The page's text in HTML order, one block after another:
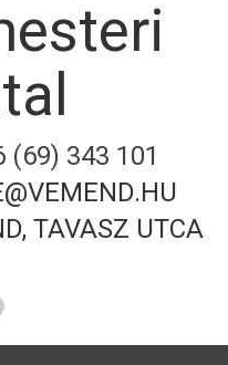
(69) 343 101
TAVASZ UTCA